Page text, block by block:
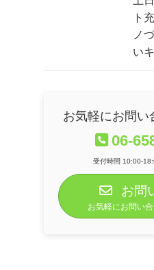
ト
ノ
い
お気軽にお問い
06-
受付時間 10:00-
お問
お気軽にお問い合